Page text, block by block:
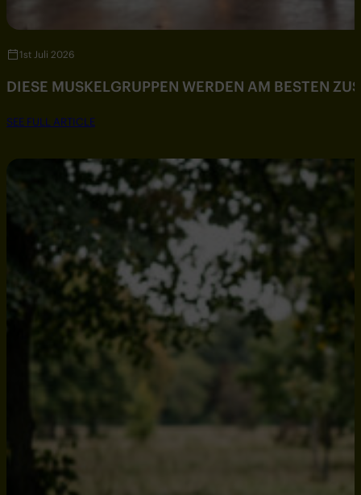
1st Juli 2026
DIESE MUSKELGRUPPEN WERDEN AM BESTEN
SEE FULL ARTICLE